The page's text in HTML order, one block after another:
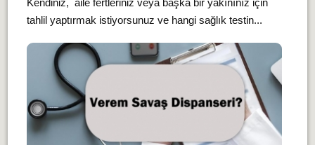
tahlil yaptırmak istiyorsunuz ve hangi sağlık testin...